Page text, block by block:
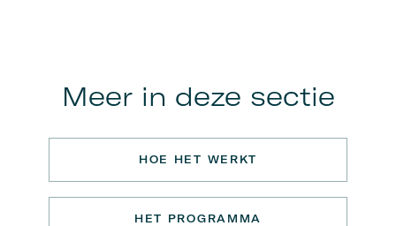
Meer in deze sectie
HOE HET WERKT
HET PROGRAMMA